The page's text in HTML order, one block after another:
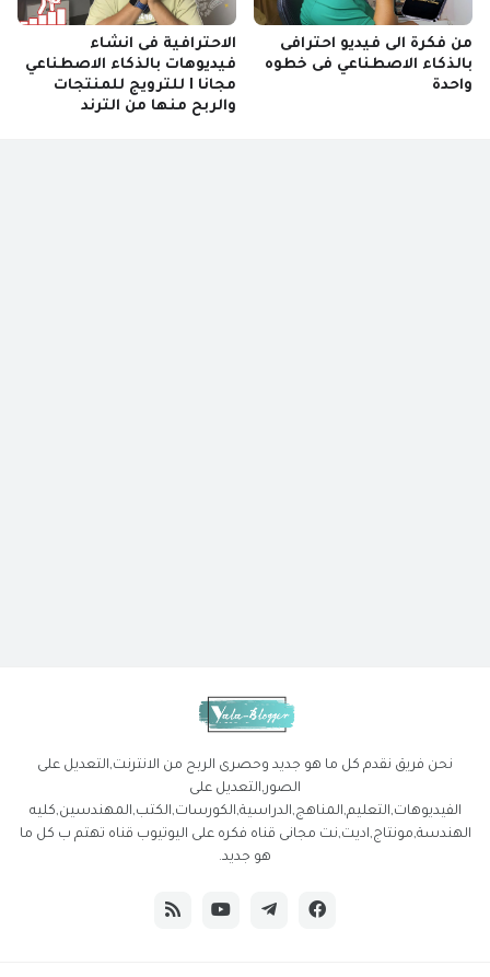
من فكرة الى فيديو احترافى
بالذكاء الاصطناعي فى خطوه
واحدة
الاحترافية فى انشاء
فيديوهات بالذكاء الاصطناعي
مجانا I للترويج للمنتجات
والربح منها من الترند
نحن فريق نقدم كل ما هو جديد وحصرى الربح من الانترنت,التعديل على
الصور,التعديل على
الفيديوهات,التعليم,المناهج,الدراسية,الكورسات,الكتب,المهندسين,كليه
الهندسة,مونتاج,اديت,نت مجانى قناه فكره على اليوتيوب قناه تهتم ب كل ما
هو جديد.